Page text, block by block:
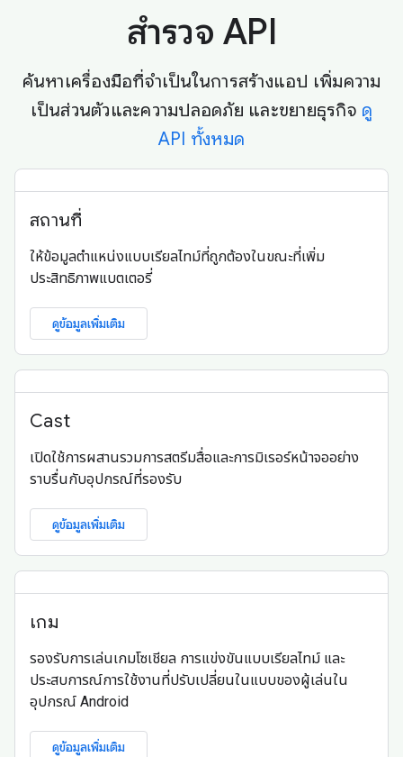
สำรวจ API
ค้นหาเครื่องมือที่จำเป็นในการสร้างแอป เพิ่มความ
เป็นส่วนตัวและความปลอดภัย และขยายธุรกิจ ดู
API ทั้งหมด
สถานที่
ให้ข้อมูลตำแหน่งแบบเรียลไทม์ที่ถูกต้องในขณะที่เพิ่ม
ประสิทธิภาพแบตเตอรี่
ดูข้อมูลเพิ่มเติม
Cast
เปิดใช้การผสานรวมการสตรีมสื่อและการมิเรอร์หน้าจออย่าง
ราบรื่นกับอุปกรณ์ที่รองรับ
ดูข้อมูลเพิ่มเติม
เกม
รองรับการเล่นเกมโซเชียล การแข่งขันแบบเรียลไทม์ และ
ประสบการณ์การใช้งานที่ปรับเปลี่ยนในแบบของผู้เล่นใน
อุปกรณ์ Android
ดูข้อมูลเพิ่มเติม